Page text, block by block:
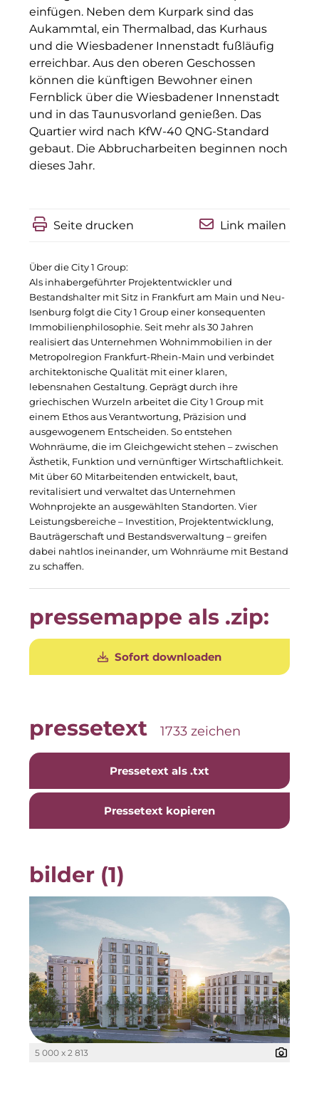
Münchner Wohnen
Münchner Wohnen
National Center for Waste Management
Neue Mitte Fürth
Neuhausen Neudenken
Optima_Hammer
Pembroke
Quartier am Bahnhof Taufkirchen
R&S Immobilienmanagement GmbH
RE/MAX Germany
Rock Capital Group
Scoperty
Scrivo Communications
Starlab International GmbH
Staycity Group
Timber Factory
UBM Development
The Q
The Scandinavian Ensemble
The Stack
The Verse
Wealthcap
WEALTHCORE Investment Management
XPAY Group
123C DIGITAL CONSULTING GMBH
Dr. Aribert Spiegler - Fotografie
Dr. Hans Kröner-Stiftung
IGENUS Immobilien
Pride SKIN
Downloads
einfügen. Neben dem Kurpark sind das
Aukammtal, ein Thermalbad, das Kurhaus
und die Wiesbadener Innenstadt fußläufig
erreichbar. Aus den oberen Geschossen
können die künftigen Bewohner einen
Fernblick über die Wiesbadener Innenstadt
und in das Taunusvorland genießen. Das
Quartier wird nach KfW-40 QNG-Standard
gebaut. Die Abbrucharbeiten beginnen noch
dieses Jahr.
Seite drucken Link mailen
Über die City 1 Group:
Als inhabergeführter Projektentwickler und
Bestandshalter mit Sitz in Frankfurt am Main und Neu-
Isenburg folgt die City 1 Group einer konsequenten
Immobilienphilosophie. Seit mehr als 30 Jahren
realisiert das Unternehmen Wohnimmobilien in der
Metropolregion Frankfurt-Rhein-Main und verbindet
architektonische Qualität mit einer klaren,
lebensnahen Gestaltung. Geprägt durch ihre
griechischen Wurzeln arbeitet die City 1 Group mit
einem Ethos aus Verantwortung, Präzision und
ausgewogenem Entscheiden. So entstehen
Wohnräume, die im Gleichgewicht stehen – zwischen
Ästhetik, Funktion und vernünftiger Wirtschaftlichkeit.
Mit über 60 Mitarbeitenden entwickelt, baut,
revitalisiert und verwaltet das Unternehmen
Wohnprojekte an ausgewählten Standorten. Vier
Leistungsbereiche – Investition, Projektentwicklung,
Bauträgerschaft und Bestandsverwaltung – greifen
dabei nahtlos ineinander, um Wohnräume mit Bestand
zu schaffen.
pressemappe als .zip:
Sofort downloaden
pressetext 1733 zeichen
Pressetext als .txt
Pressetext kopieren
bilder (1)
5 000 x 2 813